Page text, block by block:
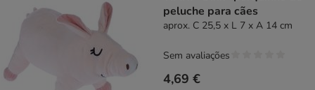
peluche para cães
aprox. C 25,5 x L 7 x A 14 cm
4,69 €
Sem avaliações